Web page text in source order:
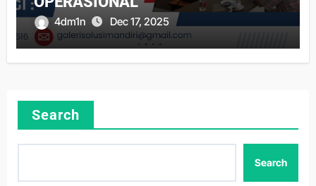
4dm1n Dec 17, 2025
Search
Search